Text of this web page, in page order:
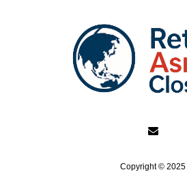
Copyright © 2025